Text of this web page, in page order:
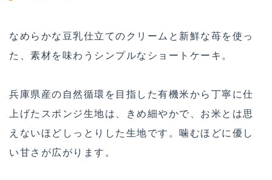
なめらかな豆乳仕立てのクリームと新鮮な苺を使っ
た、素材を味わうシンプルなショートケーキ。
兵庫県産の自然循環を目指した有機米から丁寧に仕
上げたスポンジ生地は、きめ細やかで、お米とは思
えないほどしっとりした生地です。噛むほどに優し
い甘さが広がります。